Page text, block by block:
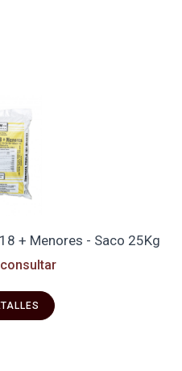
+ Menores - Saco 25Kg